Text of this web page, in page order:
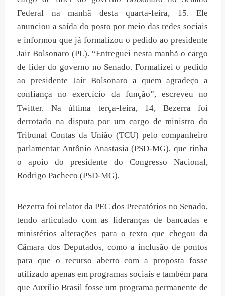
Federal na manhã desta quarta-feira, 15. Ele
anunciou a saída do posto por meio das redes sociais
e informou que já formalizou o pedido ao presidente
Jair Bolsonaro (PL). “Entreguei nesta manhã o cargo
de líder do governo no Senado. Formalizei o pedido
ao presidente Jair Bolsonaro a quem agradeço a
confiança no exercício da função”, escreveu no
Twitter. Na última terça-feira, 14, Bezerra foi
derrotado na disputa por um cargo de ministro do
Tribunal Contas da União (TCU) pelo companheiro
parlamentar Antônio Anastasia (PSD-MG), que tinha
o apoio do presidente do Congresso Nacional,
Rodrigo Pacheco (PSD-MG).
Bezerra foi relator da PEC dos Precatórios no Senado,
tendo articulado com as lideranças de bancadas e
ministérios alterações para o texto que chegou da
Câmara dos Deputados, como a inclusão de pontos
para que o recurso aberto com a proposta fosse
utilizado apenas em programas sociais e também para
que Auxílio Brasil fosse um programa permanente de